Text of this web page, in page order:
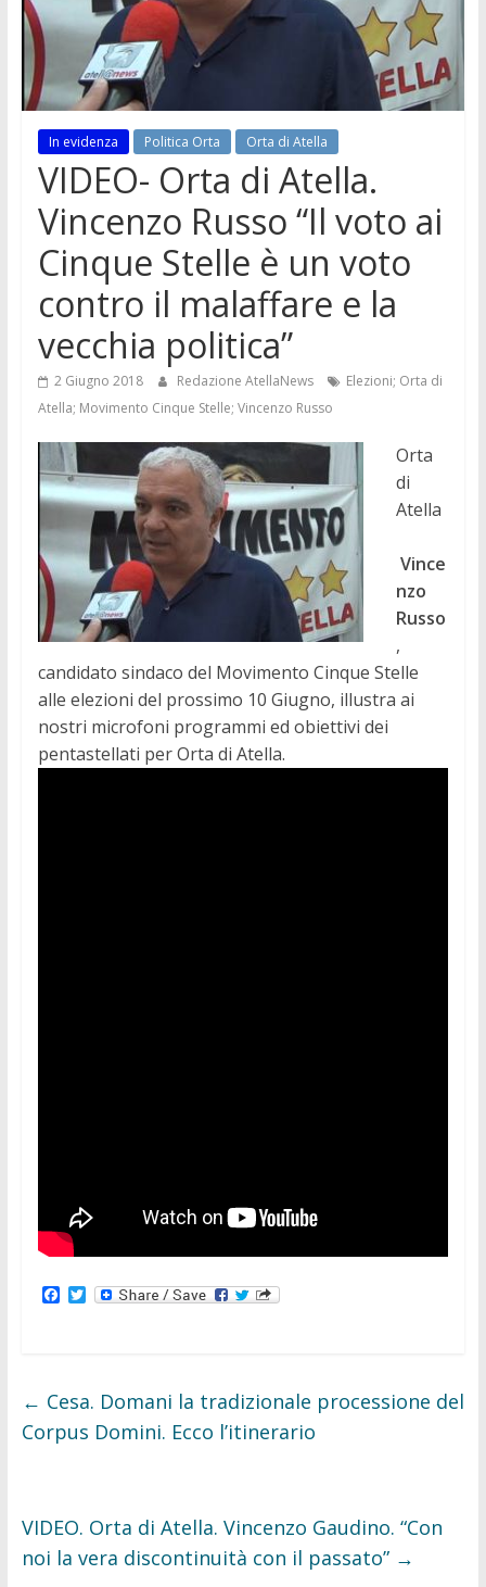
In evidenza Politica Orta Orta di Atella
VIDEO- Orta di Atella.
Vincenzo Russo “Il voto ai
Cinque Stelle è un voto
contro il malaffare e la
vecchia politica”
2 Giugno 2018 Redazione AtellaNews
Elezioni; Orta di
Atella; Movimento Cinque Stelle; Vincenzo Russo
Orta
di
Atella
Vince
nzo
Russo
,
candidato sindaco del Movimento Cinque Stelle
alle elezioni del prossimo 10 Giugno, illustra ai
nostri microfoni programmi ed obiettivi dei
pentastellati per Orta di Atella.
F
o
k
T
r
← Cesa. Domani la tradizionale processione del
Corpus Domini. Ecco l’itinerario
VIDEO. Orta di Atella. Vincenzo Gaudino. “Con
noi la vera discontinuità con il passato” →